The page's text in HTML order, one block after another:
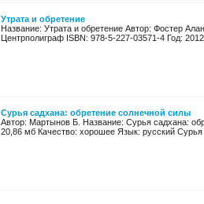
Утрата и обретение
Название: Утрата и обретение Автор: Фостер
Центрполиграф ISBN: 978-5-227-03571-4 Год:
Сурья садхана: обретение солнечной силы
Автор: Мартынов Б. Название: Сурья садхана:
20,86 мб Качество: хорошее Язык: русский Сурья